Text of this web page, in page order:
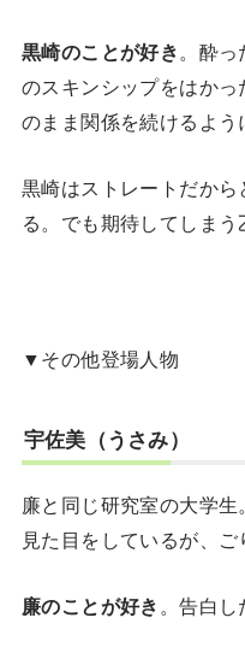
黒崎のことが好き。酔
のスキンシップをはか
のまま関係を続けるよう
黒崎はストレートだか
る。でも期待してしまう
▼その他登場人物
宇佐美（うさみ）
廉と同じ研究室の大学
見た目をしているが、ご
廉のことが好き。告白し